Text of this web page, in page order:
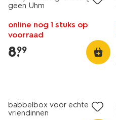
geen Uhm
online nog 1 stuks op
voorraad
8.
99
babbelbox voor echte
vriendinnen